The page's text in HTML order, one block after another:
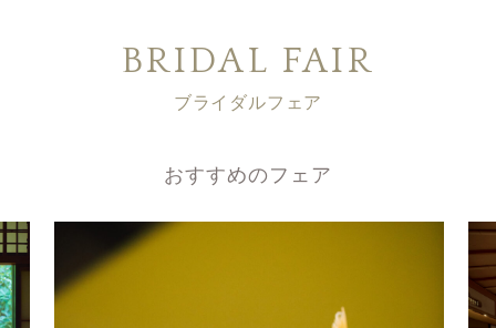
BRIDAL FAIR
ブライダルフェア
おすすめのフェア